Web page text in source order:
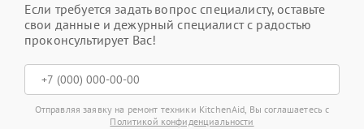
Если требуется задать вопрос специалисту, оставьте
свои данные и дежурный специалист с радостью
проконсультирует Вас!
Отправляя заявку на ремонт техники KitchenAid, Вы соглашаетесь с
Политикой конфиденциальности